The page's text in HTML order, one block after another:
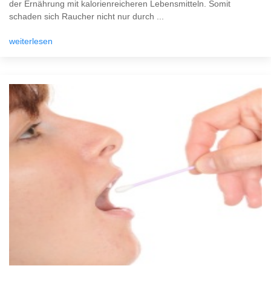
der Ernährung mit kalorienreicheren Lebensmitteln. Somit
schaden sich Raucher nicht nur durch ...
weiterlesen